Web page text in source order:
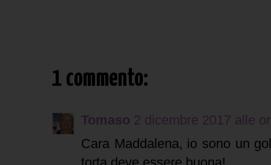
1 commento:
Tomaso 2 dicembre 2017 alle
Cara Maddalena, io sono un